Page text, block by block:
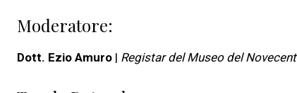
Moderatore:
Dott. Ezio Amuro | Registar del Museo del